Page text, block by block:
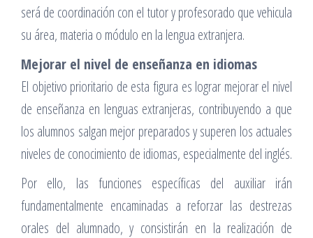
será de coordinación con el tutor y profesorado que vehicula
su área, materia o módulo en la lengua extranjera.
Mejorar el nivel de enseñanza en idiomas
El objetivo prioritario de esta figura es lograr mejorar el nivel
de enseñanza en lenguas extranjeras, contribuyendo a que
los alumnos salgan mejor preparados y superen los actuales
niveles de conocimiento de idiomas, especialmente del inglés.
Por ello, las funciones específicas del auxiliar irán
fundamentalmente encaminadas a reforzar las destrezas
orales del alumnado, y consistirán en la realización de